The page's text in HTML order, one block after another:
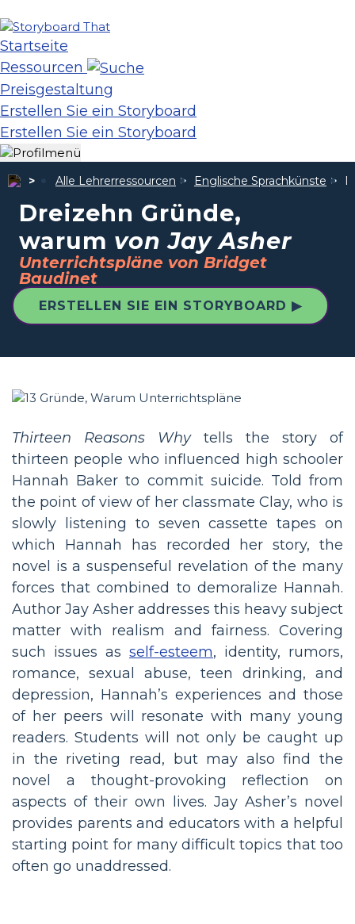
Startseite
Ressourcen
Preisgestaltung
Erstellen Sie ein Storyboard
Erstellen Sie ein Storyboard
Alle Lehrerressourcen Englische Sprachkünste
Dreizehn Gründe,
warum von Jay Asher
Unterrichtspläne von Bridget
Baudinet
ERSTELLEN SIE EIN STORYBOARD ▶
Thirteen Reasons Whytells the story of
thirteen people who influenced high schooler
Hannah Baker to commit suicide. Told from
the point of view of her classmate Clay, who is
slowly listening to seven cassette tapes on
which Hannah has recorded her story, the
novel is a suspenseful revelation of the many
forces that combined to demoralize Hannah.
Author Jay Asher addresses this heavy subject
matter with realism and fairness. Covering
such issues as self-esteem, identity, rumors,
romance, sexual abuse, teen drinking, and
depression, Hannah’s experiences and those
of her peers will resonate with many young
readers. Students will not only be caught up
in the riveting read, but may also find the
novel a thought-provoking reflection on
aspects of their own lives. Jay Asher’s novel
provides parents and educators with a helpful
starting point for many difficult topics that too
often go unaddressed.